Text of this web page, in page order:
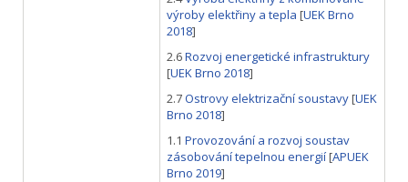
výroby elektřiny a tepla [UEK Brno
2018]
2.6Rozvoj energetické infrastruktury
[UEK Brno 2018]
2.7Ostrovy elektrizační soustavy[UEK
Brno 2018]
1.1 Provozování a rozvoj soustav
zásobování tepelnou energií[APUEK
Brno 2019]